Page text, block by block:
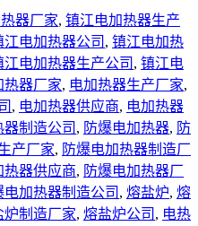
器厂家, 镇江电加热器生产
江电加热器公司 , 镇江电加热
江电加热器生产公司 , 镇江电
热器厂家, 电加热器生产厂家,
, 电加热器供应商, 电加热器
器制造公司 , 防爆电加热器, 防
产厂家, 防爆电加热器制造厂
热器供应商, 防爆电加热器厂
电加热器制造公司 , 熔盐炉, 熔
炉制造厂家, 熔盐炉公司 , 电热